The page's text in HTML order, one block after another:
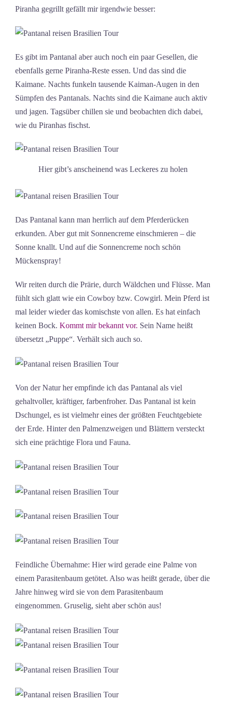
Piranha gegrillt gefällt mir irgendwie besser:
Es gibt im Pantanal aber auch noch ein paar Gesellen, die
ebenfalls gerne Piranha-Reste essen. Und das sind die
Kaimane. Nachts funkeln tausende Kaiman-Augen in den
Sümpfen des Pantanals. Nachts sind die Kaimane auch aktiv
und jagen. Tagsüber chillen sie und beobachten dich dabei,
wie du Piranhas fischst.
Hier gibt’s anscheinend was Leckeres zu holen
Das Pantanal kann man herrlich auf dem Pferderücken
erkunden. Aber gut mit Sonnencreme einschmieren – die
Sonne knallt. Und auf die Sonnencreme noch schön
Mückenspray!
Wir reiten durch die Prärie, durch Wäldchen und Flüsse. Man
fühlt sich glatt wie ein Cowboy bzw. Cowgirl. Mein Pferd ist
mal leider wieder das komischste von allen. Es hat einfach
keinen Bock. Kommt mir bekannt vor. Sein Name heißt
übersetzt „Puppe“. Verhält sich auch so.
Von der Natur her empfinde ich das Pantanal als viel
gehaltvoller, kräftiger, farbenfroher. Das Pantanal ist kein
Dschungel, es ist vielmehr eines der größten Feuchtgebiete
der Erde. Hinter den Palmenzweigen und Blättern versteckt
sich eine prächtige Flora und Fauna.
Feindliche Übernahme: Hier wird gerade eine Palme von
einem Parasitenbaum getötet. Also was heißt gerade, über die
Jahre hinweg wird sie von dem Parasitenbaum
eingenommen. Gruselig, sieht aber schön aus!